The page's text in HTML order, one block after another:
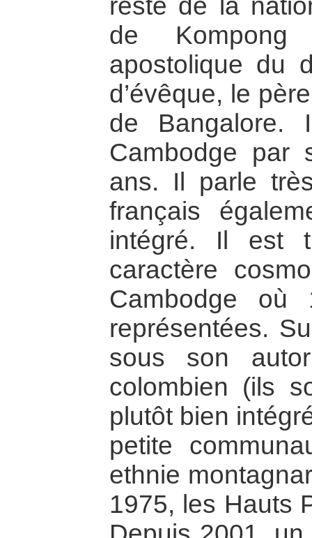
reste de la
de
apostolique du
d’évêque, le
de
Cambodge
ans. Il parle
français
intégré. Il est
caractère
Cambodge où
représentées.
sous son
colombien (ils
plutôt bien
petite
ethnie
1975, les Hauts